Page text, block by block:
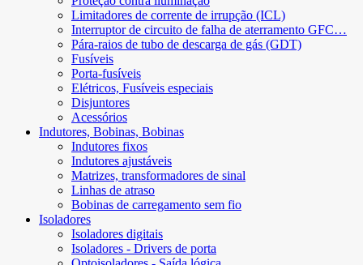
Limitadores de corrente de irrupção (ICL)
Interruptor de circuito de falha de aterramento GFC…
Pára-raios de tubo de descarga de gás (GDT)
Fusíveis
Porta-fusíveis
Elétricos, Fusíveis especiais
Disjuntores
Acessórios
Indutores, Bobinas, Bobinas
Indutores fixos
Indutores ajustáveis
Matrizes, transformadores de sinal
Linhas de atraso
Bobinas de carregamento sem fio
Isoladores
Isoladores digitais
Isoladores - Drivers de porta